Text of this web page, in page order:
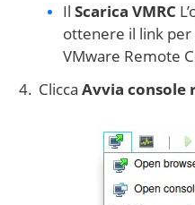
Il Scarica VMRC
ottenere il link per
VMware Remote
Clicca Avvia console